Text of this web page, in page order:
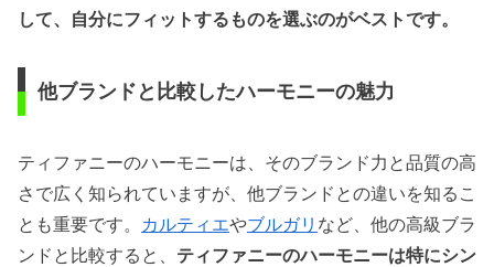
して、自分にフィットするものを選ぶのがベストです。
他ブランドと比較したハーモニーの魅力
ティファニーのハーモニーは、そのブランド力と品質の高
さで広く知られていますが、他ブランドとの違いを知るこ
とも重要です。
カルティエやブルガリ など、他の高級ブラ
ンドと比較すると、 ティファニーのハーモニーは特にシン